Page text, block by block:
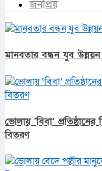
জনপ্রিয়
মানবতার বন্ধন যুব
ভোলায় ‘বিবা’
বিতরণ